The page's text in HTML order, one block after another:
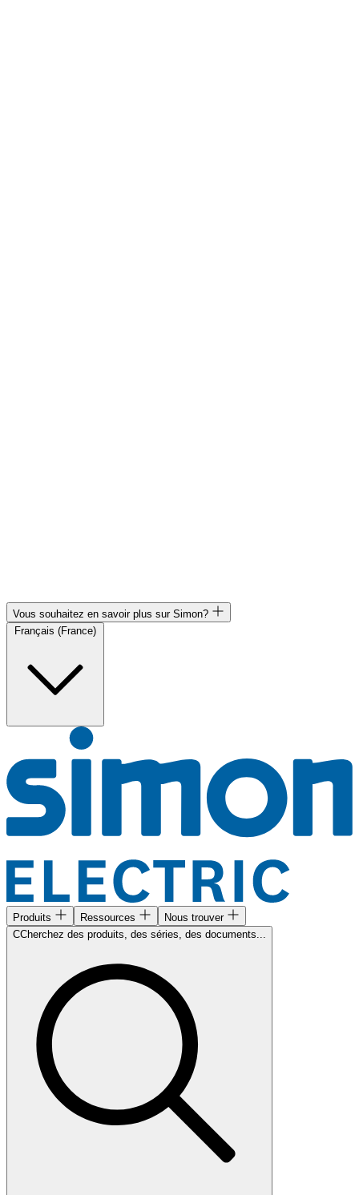
Vous souhaitez en savoir plus sur Simon?
Produits Ressources
Nous trouver
CCherchez des produits, des séries, des documents...